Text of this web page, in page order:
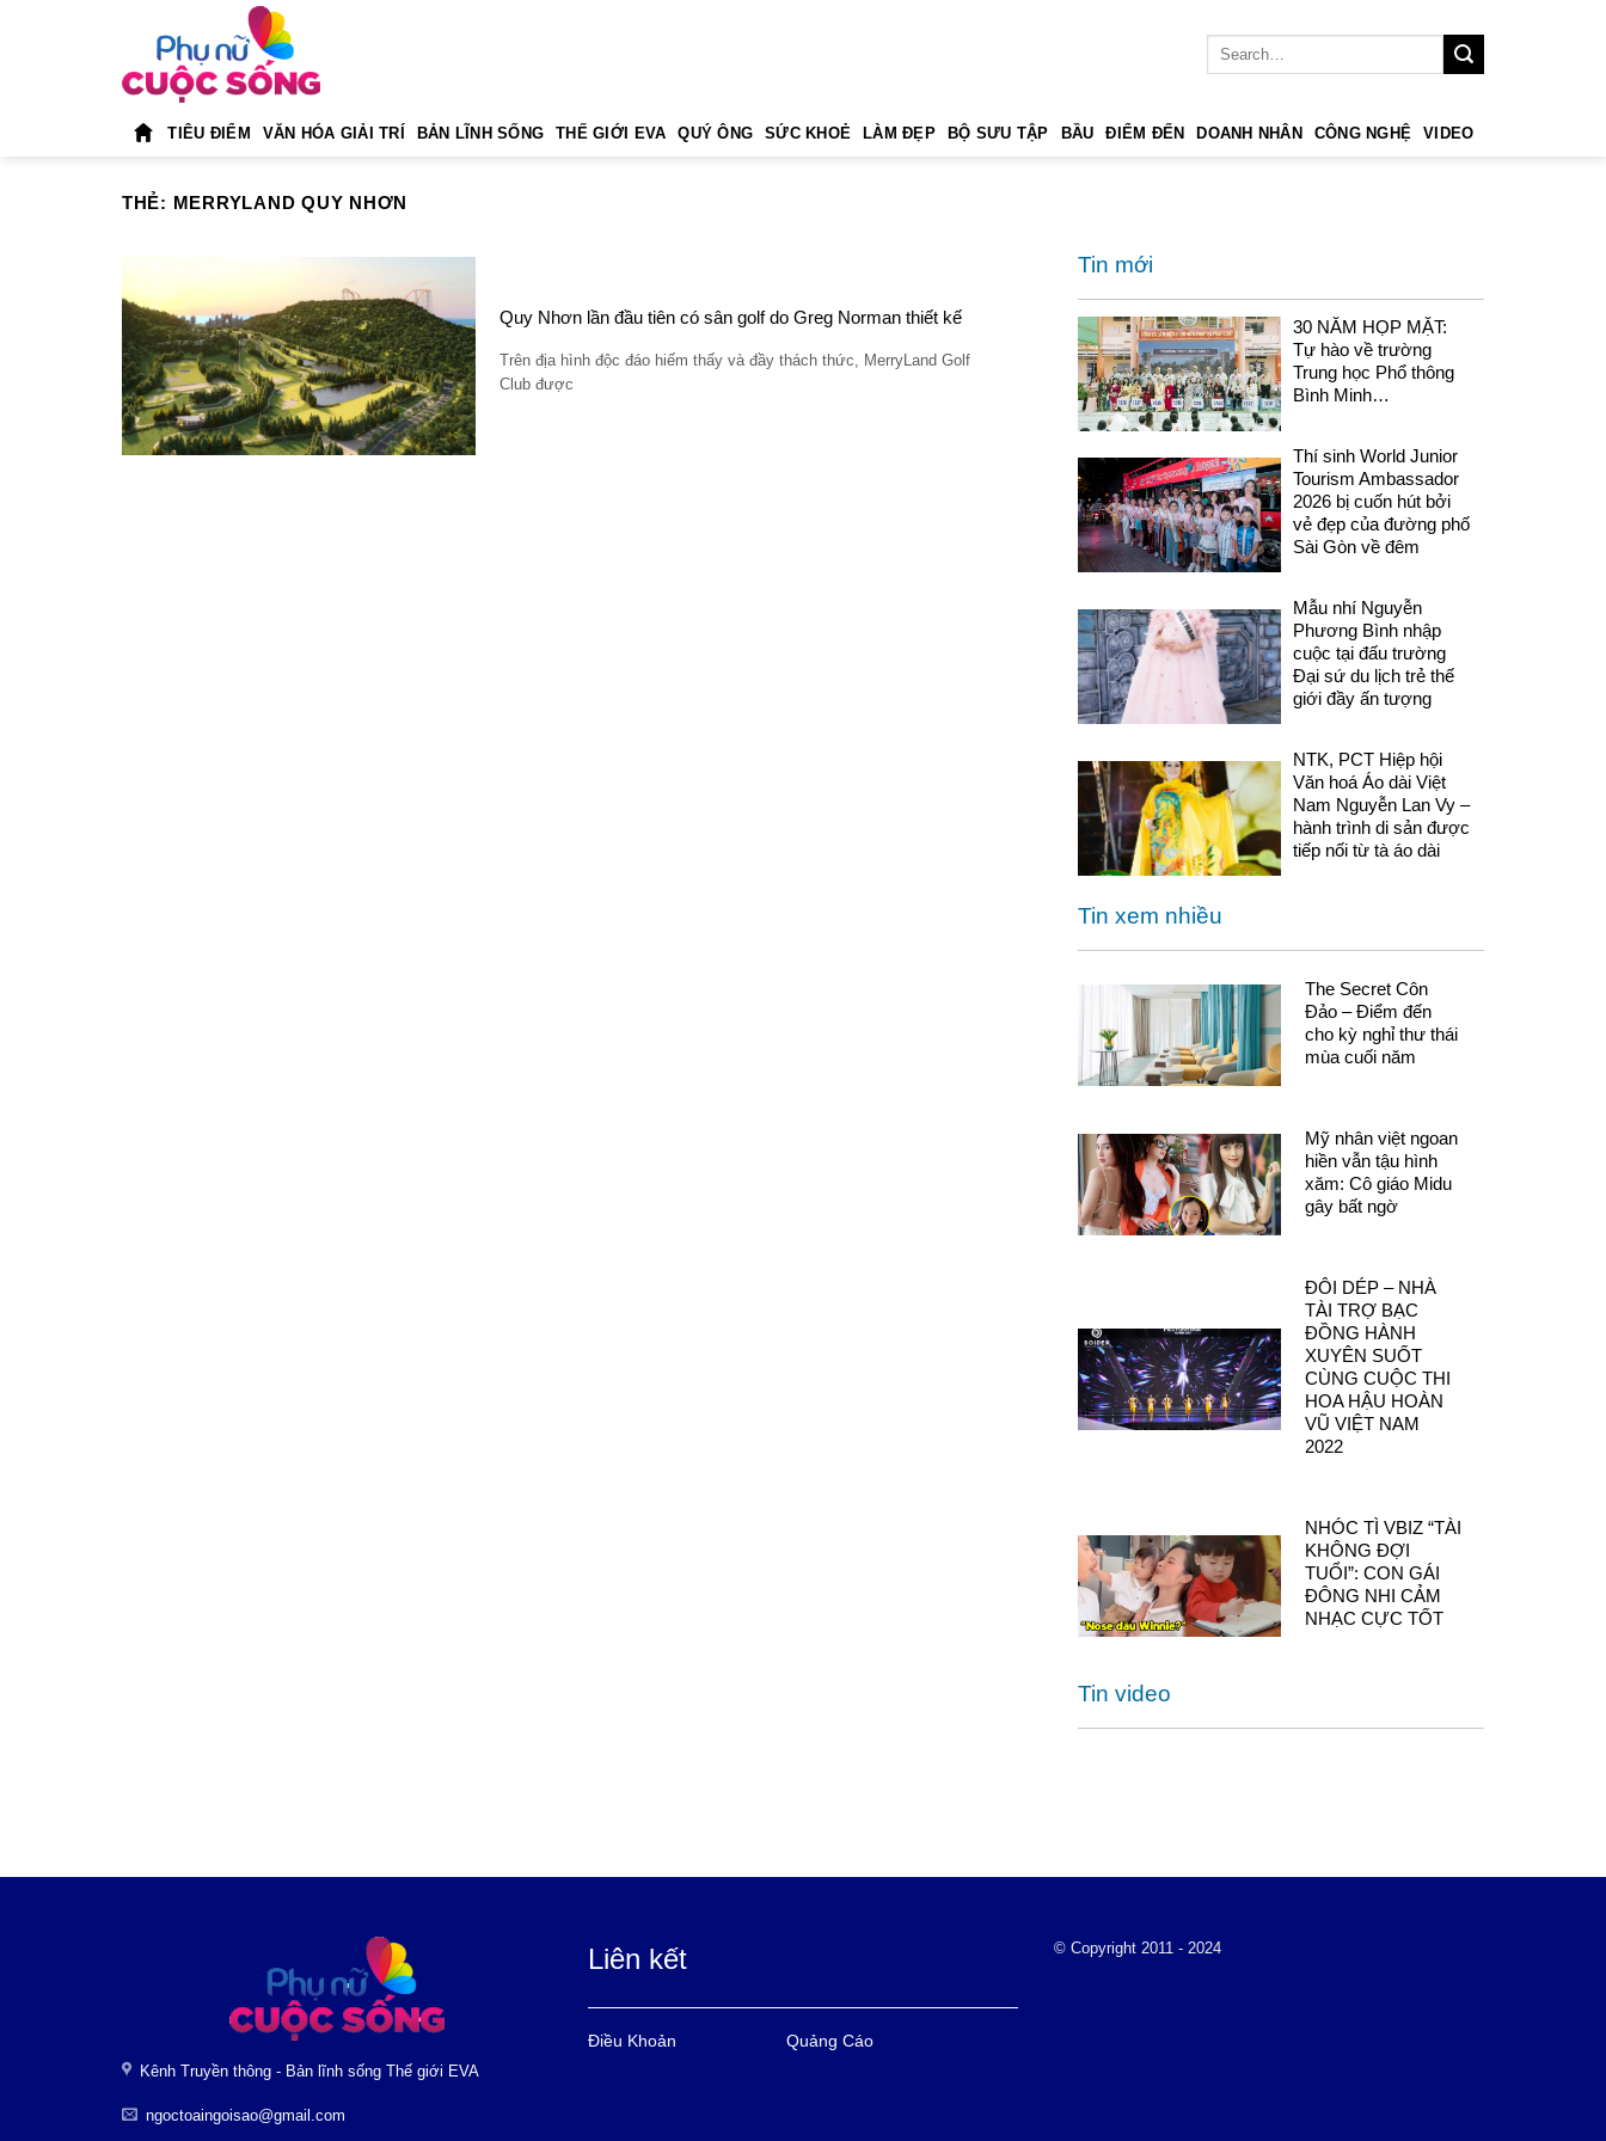
TIÊU ĐIỂM VĂN HÓA GIẢI TRÍ BẢN LĨNH SỐNG THẾ GIỚI EVA QUÝ ÔNG SỨC KHOẺ LÀM ĐẸP BỘ SƯU TẬP BẦU ĐIỂM ĐẾN DOANH NHÂN CÔNG NGHỆ VIDEO
THẺ: MERRYLAND QUY NHƠN
Quy Nhơn lần đầu tiên có sân golf do Greg Norman thiết kế
Trên địa hình độc đáo hiếm thấy và đầy thách thức, MerryLand Golf
Club được
Tin mới
30 NĂM HỌP MẶT:
Tự hào về trường
Trung học Phổ thông
Bình Minh…
Thí sinh World Junior
Tourism Ambassador
2026 bị cuốn hút bởi
vẻ đẹp của đường phố
Sài Gòn về đêm
Mẫu nhí Nguyễn
Phương Bình nhập
cuộc tại đấu trường
Đại sứ du lịch trẻ thế
giới đầy ấn tượng
NTK, PCT Hiệp hội
Văn hoá Áo dài Việt
Nam Nguyễn Lan Vy –
hành trình di sản được
tiếp nối từ tà áo dài
Tin xem nhiều
The Secret Côn
Đảo – Điểm đến
cho kỳ nghỉ thư thái
mùa cuối năm
Mỹ nhân việt ngoan
hiền vẫn tậu hình
xăm: Cô giáo Midu
gây bất ngờ
ĐÔI DÉP – NHÀ
TÀI TRỢ BẠC
ĐỒNG HÀNH
XUYÊN SUỐT
CÙNG CUỘC THI
HOA HẬU HOÀN
VŨ VIỆT NAM
2022
NHÓC TÌ VBIZ “TÀI
KHÔNG ĐỢI
TUỔI”: CON GÁI
ĐÔNG NHI CẢM
NHẠC CỰC TỐT
Tin video
Kênh Truyền thông - Bản lĩnh sống Thế giới EVA
ngoctoaingoisao@gmail.com
Liên kết
Điều Khoản Quảng Cáo
© Copyright 2011 - 2024